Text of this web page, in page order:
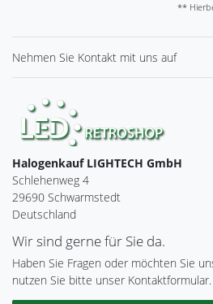
**
Nehmen Sie Kontakt mit uns auf
Halogenkauf LIGHTECH GmbH
Schlehenweg 4
29690 Schwarmstedt
Deutschland
Wir sind gerne für Sie da.
Haben Sie Fragen oder möchten Sie
nutzen Sie bitte unser Kontaktformular.